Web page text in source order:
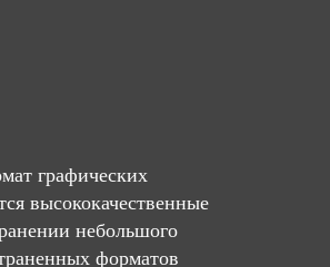
графических
высококачественные
небольшого
форматов